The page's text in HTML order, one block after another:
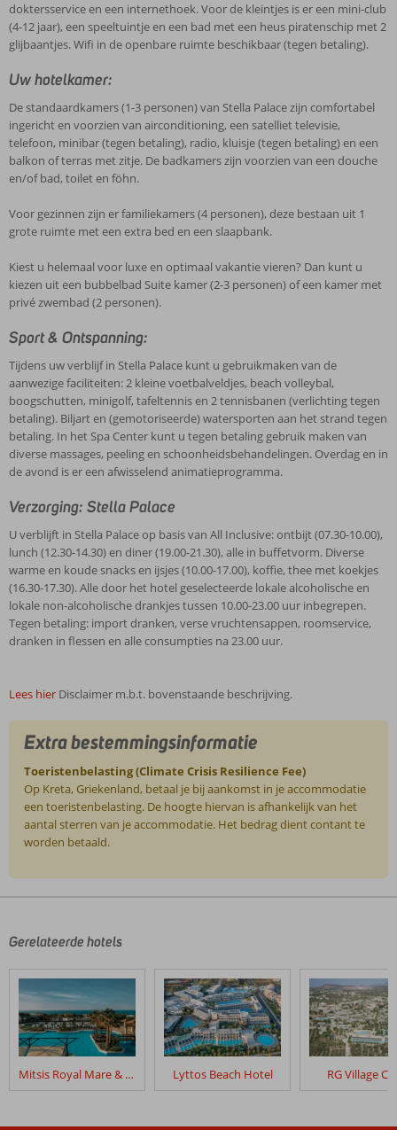
doktersservice en een internethoek. Voor de kleintjes is er een mini-club
(4-12 jaar), een speeltuintje en een bad met een heus piratenschip met 2
glijbaantjes. Wifi in de openbare ruimte beschikbaar (tegen betaling).
Uw hotelkamer:
De standaardkamers (1-3 personen) van Stella Palace zijn comfortabel
ingericht en voorzien van airconditioning, een satelliet televisie,
telefoon, minibar (tegen betaling), radio, kluisje (tegen betaling) en een
balkon of terras met zitje. De badkamers zijn voorzien van een douche
en/of bad, toilet en föhn.
Voor gezinnen zijn er familiekamers (4 personen), deze bestaan uit 1
grote ruimte met een extra bed en een slaapbank.
Kiest u helemaal voor luxe en optimaal vakantie vieren? Dan kunt u
kiezen uit een bubbelbad Suite kamer (2-3 personen) of een kamer met
privé zwembad (2 personen).
Sport & Ontspanning:
Tijdens uw verblijf in Stella Palace kunt u gebruikmaken van de
aanwezige faciliteiten: 2 kleine voetbalveldjes, beach volleybal,
boogschutten, minigolf, tafeltennis en 2 tennisbanen (verlichting tegen
betaling). Biljart en (gemotoriseerde) watersporten aan het strand tegen
betaling. In het Spa Center kunt u tegen betaling gebruik maken van
diverse massages, peeling en schoonheidsbehandelingen. Overdag en in
de avond is er een afwisselend animatieprogramma.
Verzorging: Stella Palace
U verblijft in Stella Palace op basis van All Inclusive: ontbijt (07.30-10.00),
lunch (12.30-14.30) en diner (19.00-21.30), alle in buffetvorm. Diverse
warme en koude snacks en ijsjes (10.00-17.00), koffie, thee met koekjes
(16.30-17.30). Alle door het hotel geselecteerde lokale alcoholische en
lokale non-alcoholische drankjes tussen 10.00-23.00 uur inbegrepen.
Tegen betaling: import dranken, verse vruchtensappen, roomservice,
dranken in flessen en alle consumpties na 23.00 uur.
Lees hier Disclaimer m.b.t. bovenstaande beschrijving.
Extra bestemmingsinformatie
Toeristenbelasting (Climate Crisis Resilience Fee)
Op Kreta, Griekenland, betaal je bij aankomst in je accommodatie
een toeristenbelasting. De hoogte hiervan is afhankelijk van het
aantal sterren van je accommodatie. Het bedrag dient contant te
worden betaald.
door
klanten
geschreven
na
hun
verblijf
Stella
Gerelateerde hotels
Mitsis Royal Mare & Thalasso Resort Lyttos Beach Hotel RG Village